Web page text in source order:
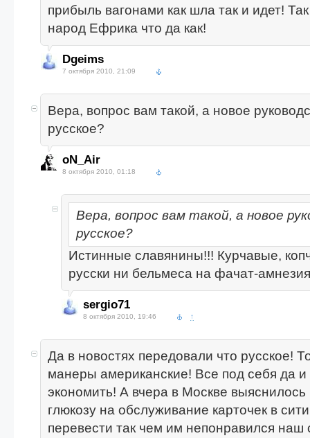
прибыль вагонами как шла так и идет!
народ Ефрика что да как!
Dgeims
7 октября 2010, 21:09
Вера, вопрос вам такой, а новое
русское?
oN_Air
8 октября 2010, 01:18
Вера, вопрос вам такой, а новое
русское?
Истинные славянины!!! Курчавые,
русски ни бельмеса на фачат-
sergio71
8 октября 2010, 19:46 ↑
Да в новостях передовали что русское!
манеры американские! Все под себя да и
экономить! А вчера в Москве выяснилось
глюкозу на обслуживание карточек в
перевести так чем им непонравился наш